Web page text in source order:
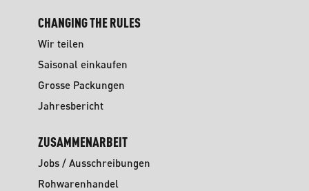
CHANGING THE RULES
Wir teilen
Saisonal einkaufen
Grosse Packungen
Jahresbericht
ZUSAMMENARBEIT
Jobs / Ausschreibungen
Rohwarenhandel